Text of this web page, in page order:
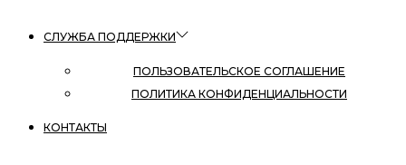
СЛУЖБА ПОДДЕРЖКИ
ПОЛЬЗОВАТЕЛЬСКОЕ СОГЛАШЕНИЕ
ПОЛИТИКА КОНФИДЕНЦИАЛЬНОСТИ
КОНТАКТЫ